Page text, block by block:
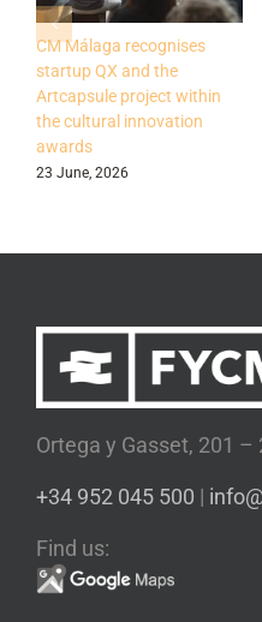
CM Málaga recognises
startup QX and the
Artcapsule project within
the cultural innovation
awards
23 June, 2026
Ortega y Gasset, 201
+34 952 045 500 |
Find us: